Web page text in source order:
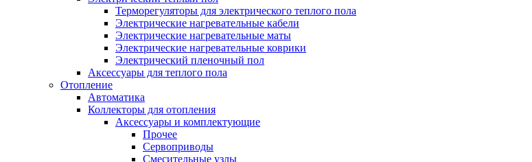
Терморегуляторы для электрического теплого пола
Электрические нагревательные кабели
Электрические нагревательные маты
Электрические нагревательные коврики
Электрический пленочный пол
Аксессуары для теплого пола
Отопление
Автоматика
Коллекторы для отопления
Аксессуары и комплектующие
Прочее
Сервоприводы
Смесительные узлы